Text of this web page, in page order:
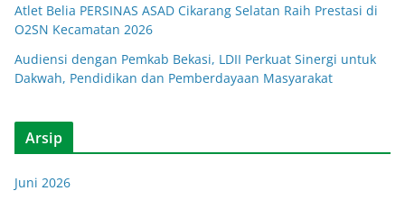
Atlet Belia PERSINAS ASAD Cikarang Selatan Raih Prestasi di
O2SN Kecamatan 2026
Audiensi dengan Pemkab Bekasi, LDII Perkuat Sinergi untuk
Dakwah, Pendidikan dan Pemberdayaan Masyarakat
Arsip
Juni 2026